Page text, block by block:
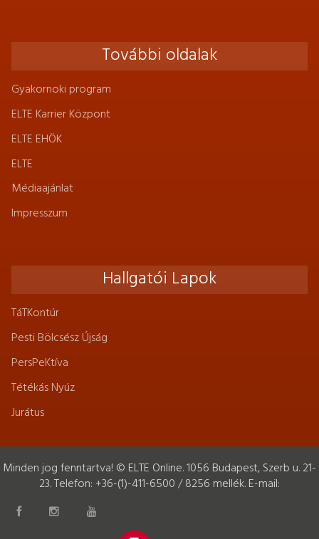
További oldalak
Gyakornoki program
ELTE Karrier Központ
ELTE EHÖK
ELTE
Médiaajánlat
Impresszum
Hallgatói Lapok
TáTKontúr
Pesti Bölcsész Újság
PersPeKtíva
Tétékás Nyúz
Jurátus
Minden jog fenntartva! © ELTE Online. 1056 Budapest, Szerb u. 21-
23. Telefon: +36-(1)-411-6500 / 8256 mellék. E-mail: